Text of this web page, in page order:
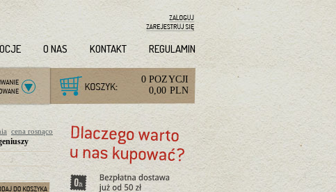
O NAS KONTAKT REGULAMIN
0 POZYCJI
0,00 PLN
cena rosnąco